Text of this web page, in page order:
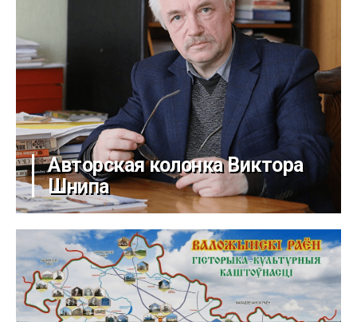
Авторская колонка Виктора
Шнипа